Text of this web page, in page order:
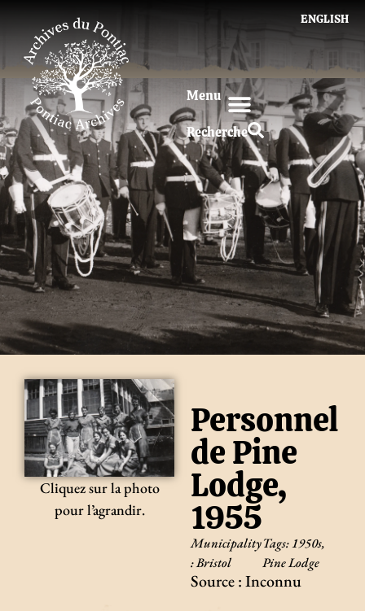
ENGLISH
Menu
Recherche
Cliquez sur la photo
pour l’agrandir.
Personnel
de Pine
Lodge,
1955
Municipality
:Bristol
Tags:1950s,
Pine Lodge
Source : Inconnu